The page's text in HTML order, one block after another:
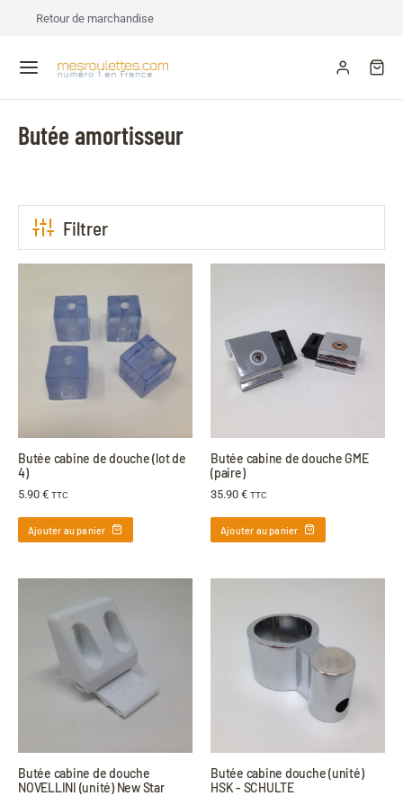
Retour de marchandise
Butée amortisseur
Filtrer
Butée cabine de douche (lot de
4)
5.90 € TTC
Ajouter au panier
Butée cabine de douche GME
(paire)
35.90 € TTC
Ajouter au panier
Butée cabine de douche
NOVELLINI (unité) New Star
Butée cabine douche (unité)
HSK - SCHULTE